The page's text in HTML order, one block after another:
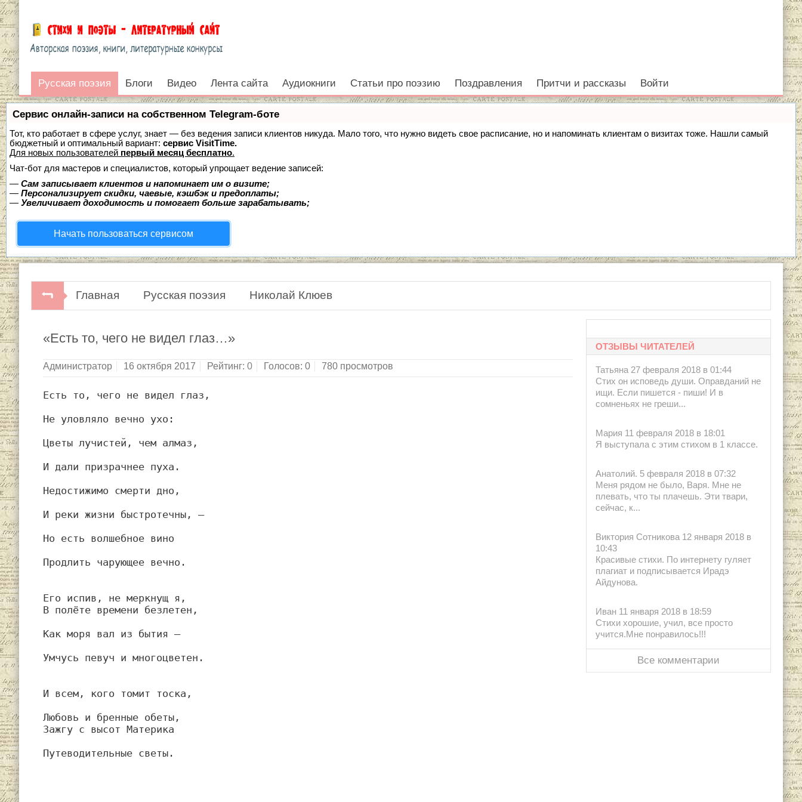
Русская поэзия
Войти
Русская поэзия Блоги Видео Лента сайта Аудиокниги Статьи про поэзию Поздравления Притчи и рассказы Войти
Сервис онлайн-записи на собственном Telegram-боте
Тот, кто работает в сфере услуг, знает — без ведения записи клиентов никуда. Мало того, что нужно видеть свое расписание, но и напоминать клиентам о визитах тоже. Нашли самый
бюджетный и оптимальный вариант: сервис VisitTime.
Для новых пользователей первый месяц бесплатно.
Чат-бот для мастеров и специалистов, который упрощает ведение записей:
— Сам записывает клиентов и напоминает им о визите;
— Персонализирует скидки, чаевые, кэшбэк и предоплаты;
— Увеличивает доходимость и помогает больше зарабатывать;
Начать пользоваться сервисом
Главная Русская поэзия Николай Клюев
«Есть то, чего не видел глаз…»
Администратор 16 октября 2017 Рейтинг: 0 Голосов: 0 780 просмотров
Есть то, чего не видел глаз,
Не уловляло вечно ухо:
Цветы лучистей, чем алмаз,
И дали призрачнее пуха.
Недостижимо смерти дно,
И реки жизни быстротечны, —
Но есть волшебное вино
Продлить чарующее вечно.
Его испив, не меркнущ я,
В полёте времени безлетен,
Как моря вал из бытия —
Умчусь певуч и многоцветен.
И всем, кого томит тоска,
Любовь и бренные обеты,
Зажгу с высот Материка
Путеводительные светы.
ОТЗЫВЫ ЧИТАТЕЛЕЙ
Татьяна 27 февраля 2018 в 01:44
Стих он исповедь души. Оправданий не
ищи. Если пишется - пиши! И в
сомненьях не греши...
Мария 11 февраля 2018 в 18:01
Я выступала с этим стихом в 1 классе.
Анатолий. 5 февраля 2018 в 07:32
Меня рядом не было, Варя. Мне не
плевать, что ты плачешь. Эти твари,
сейчас, к...
Виктория Сотникова 12 января 2018 в
10:43
Красивые стихи. По интернету гуляет
плагиат и подписывается Ирадэ
Айдунова.
Иван 11 января 2018 в 18:59
Стихи хорошие, учил, все просто
учится.Мне понравилось!!!
Все комментарии